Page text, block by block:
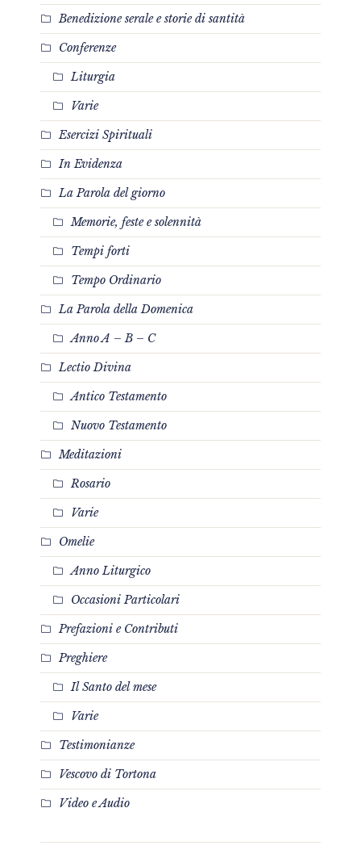
Benedizione serale e storie di santità
Conferenze
Liturgia
Varie
Esercizi Spirituali
In Evidenza
La Parola del giorno
Memorie, feste e solennità
Tempi forti
Tempo Ordinario
La Parola della Domenica
Anno A – B – C
Lectio Divina
Antico Testamento
Nuovo Testamento
Meditazioni
Rosario
Varie
Omelie
Anno Liturgico
Occasioni Particolari
Prefazioni e Contributi
Preghiere
Il Santo del mese
Varie
Testimonianze
Vescovo di Tortona
Video e Audio